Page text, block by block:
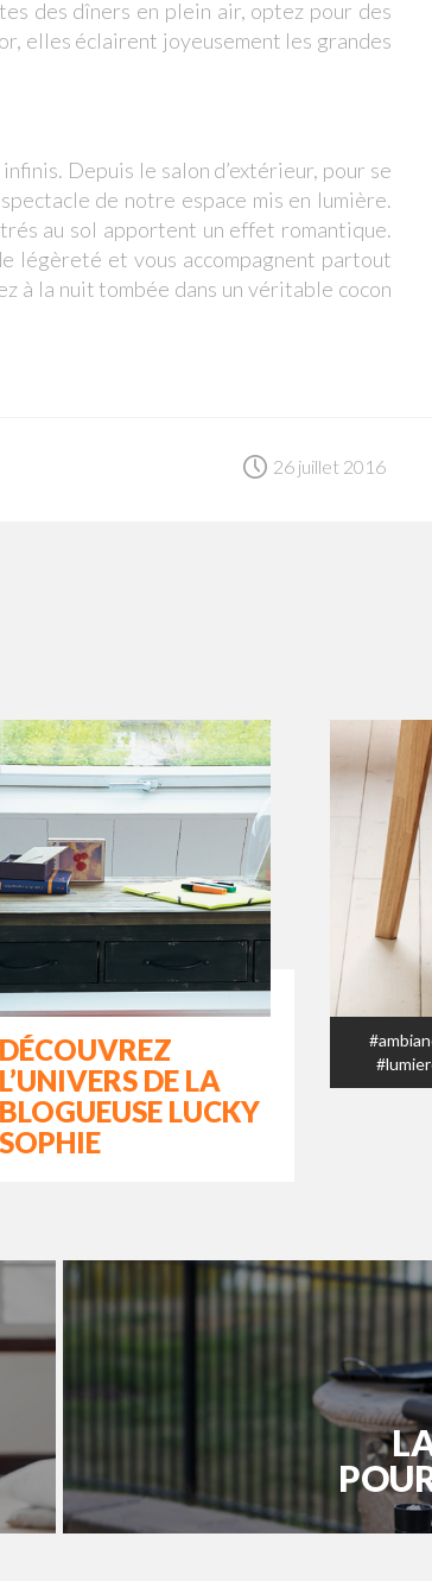
des dîners en plein air, optez pour des
elles éclairent joyeusement les grandes
Depuis le salon d’extérieur, pour se
de notre espace mis en lumière.
au sol apportent un effet romantique.
légèreté et vous accompagnent partout
à la nuit tombée dans un véritable cocon
26 juillet 2016
DÉCOUVREZ
L’UNIVERS DE LA
BLOGUEUSE LUCKY
SOPHIE